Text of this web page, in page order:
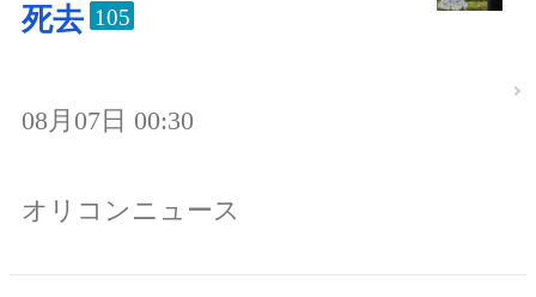
死去 105
08月07日 00:30
オリコンニュース